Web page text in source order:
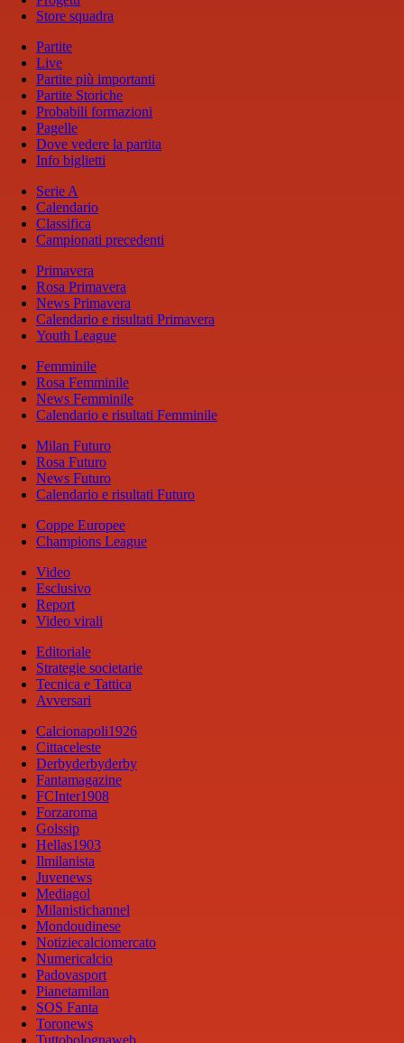
Store squadra
Partite
Live
Partite più importanti
Partite Storiche
Probabili formazioni
Pagelle
Dove vedere la partita
Info biglietti
Serie A
Calendario
Classifica
Campionati precedenti
Primavera
Rosa Primavera
News Primavera
Calendario e risultati Primavera
Youth League
Femminile
Rosa Femminile
News Femminile
Calendario e risultati Femminile
Milan Futuro
Rosa Futuro
News Futuro
Calendario e risultati Futuro
Coppe Europee
Champions League
Video
Esclusivo
Report
Video virali
Editoriale
Strategie societarie
Tecnica e Tattica
Avversari
Calcionapoli1926
Cittaceleste
Derbyderbyderby
Fantamagazine
FCInter1908
Forzaroma
Golssip
Hellas1903
Ilmilanista
Juvenews
Mediagol
Milanistichannel
Mondoudinese
Notiziecalciomercato
Numericalcio
Padovasport
Pianetamilan
SOS Fanta
Toronews